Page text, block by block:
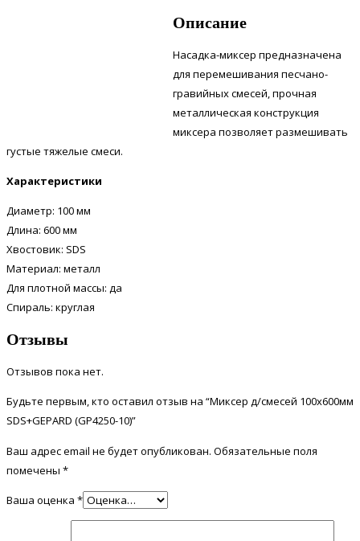
Описание
Насадка-миксер предназначена
для перемешивания песчано-
гравийных смесей, прочная
металлическая конструкция
миксера позволяет размешивать
густые тяжелые смеси.
Характеристики
Диаметр: 100 мм
Длина: 600 мм
Хвостовик: SDS
Материал: металл
Для плотной массы: да
Спираль: круглая
Отзывы
Отзывов пока нет.
Будьте первым, кто оставил отзыв на “Миксер д/смесей 100х600мм
SDS+GEPARD (GP4250-10)”
Ваш адрес email не будет опубликован. Обязательные поля
помечены *
Ваша оценка *